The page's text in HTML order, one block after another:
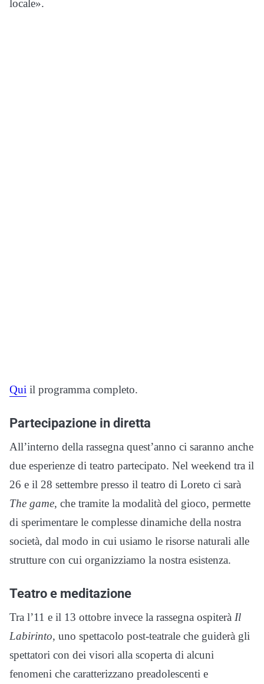
locale».
Qui il programma completo.
Partecipazione in diretta
All’interno della rassegna quest’anno ci saranno anche
due esperienze di teatro partecipato. Nel weekend tra il
26 e il 28 settembre presso il teatro di Loreto ci sarà
The game, che tramite la modalità del gioco, permette
di sperimentare le complesse dinamiche della nostra
società, dal modo in cui usiamo le risorse naturali alle
strutture con cui organizziamo la nostra esistenza.
Teatro e meditazione
Tra l’11 e il 13 ottobre invece la rassegna ospiterà Il
Labirinto, uno spettacolo post-teatrale che guiderà gli
spettatori con dei visori alla scoperta di alcuni
fenomeni che caratterizzano preadolescenti e